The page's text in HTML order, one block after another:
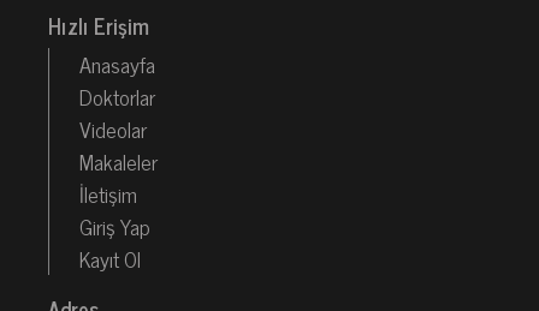
Hızlı Erişim
Anasayfa
Doktorlar
Videolar
Makaleler
İletişim
Giriş Yap
Kayıt Ol